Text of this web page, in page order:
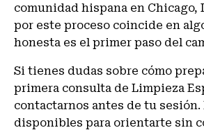
comunidad hispana en Chicago,
por este proceso coincide en
honesta es el primer paso del
Si tienes dudas sobre cómo
primera consulta de Limpieza
contactarnos antes de tu sesión.
disponibles para orientarte sin